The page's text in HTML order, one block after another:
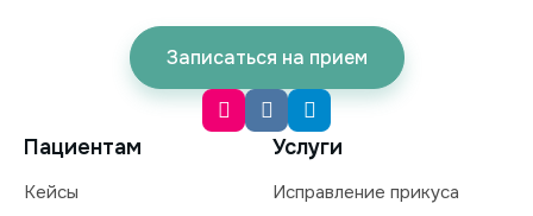
Записаться на прием
Пациентам
Кейсы
Услуги
Исправление прикуса